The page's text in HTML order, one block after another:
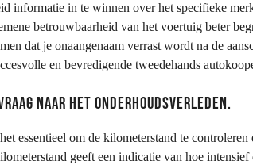
informatie in te winnen over het specifieke
betrouwbaarheid van het voertuig beter
dat je onaangenaam verrast wordt na de
en bevredigende tweedehands
naar het onderhoudsverleden.
essentieel om de kilometerstand te
geeft een indicatie van hoe